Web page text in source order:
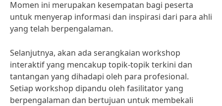
Momen ini merupakan kesempatan bagi peserta
untuk menyerap informasi dan inspirasi dari para ahli
yang telah berpengalaman.
Selanjutnya, akan ada serangkaian workshop
interaktif yang mencakup topik-topik terkini dan
tantangan yang dihadapi oleh para profesional.
Setiap workshop dipandu oleh fasilitator yang
berpengalaman dan bertujuan untuk membekali